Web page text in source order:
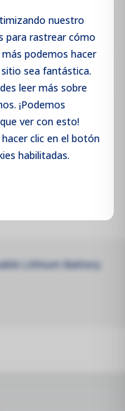
nuestro
para rastrear cómo
podemos hacer
sea fantástica.
leer más sobre
¡Podemos
ver con esto!
clic en el botón
habilitadas.
905,00 € Con IVA
al carrito
HHS300LANZ
Lithium Battery